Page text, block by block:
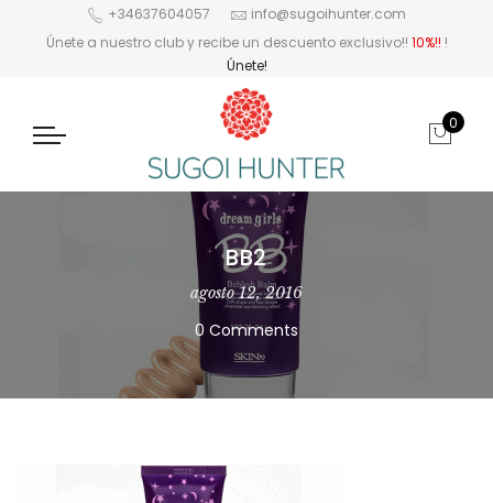
+34637604057
info@sugoihunter.com
Únete a nuestro club y recibe un descuento exclusivo!! 10%!! !
Únete!
0
BB2
agosto 12, 2016
0 Comments